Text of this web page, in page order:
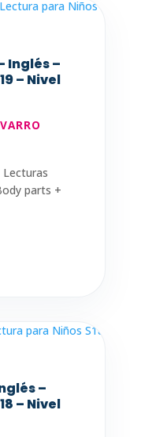
Inglés –
– Nivel
Lecturas
parts +
–
– Nivel